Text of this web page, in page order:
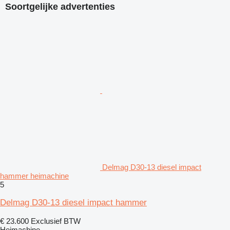
Soortgelijke advertenties
Delmag D30-13 diesel impact
hammer heimachine
5
Delmag D30-13 diesel impact hammer
€ 23.600 Exclusief BTW